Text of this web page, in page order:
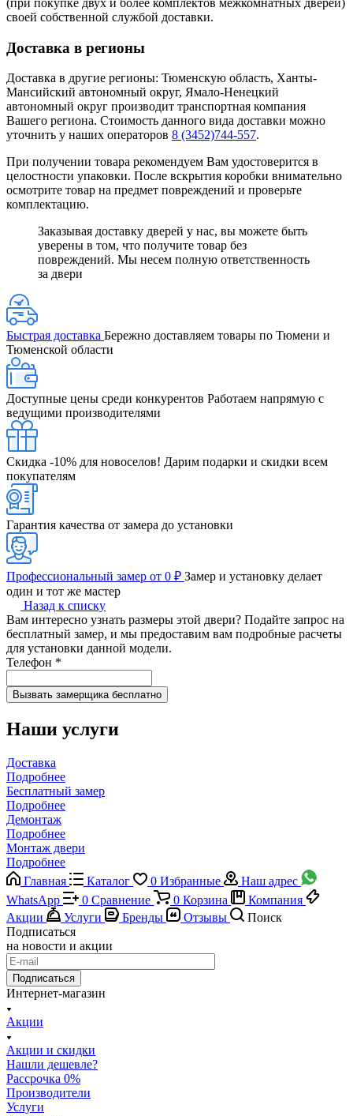
(при покупке двух и более комплектов межкомнатных дверей)
своей собственной службой доставки.
Доставка в регионы
Доставка в другие регионы: Тюменскую область, Ханты-
Мансийский автономный округ, Ямало-Ненецкий
автономный округ производит транспортная компания
Вашего региона. Стоимость данного вида доставки можно
уточнить у наших операторов 8 (3452)744-557.
При получении товара рекомендуем Вам удостоверится в
целостности упаковки. После вскрытия коробки внимательно
осмотрите товар на предмет повреждений и проверьте
комплектацию.
Заказывая доставку дверей у нас, вы можете быть
уверены в том, что получите товар без
повреждений. Мы несем полную ответственность
за двери
Быстрая доставка Бережно доставляем товары по Тюмени и
Тюменской области
Доступные цены среди конкурентов Работаем напрямую с
ведущими производителями
Скидка -10% для новоселов! Дарим подарки и скидки всем
покупателям
Гарантия качества от замера до установки
Профессиональный замер от 0 ₽ Замер и установку делает
один и тот же мастер
Назад к списку
Вам интересно узнать размеры этой двери? Подайте запрос на
бесплатный замер, и мы предоставим вам подробные расчеты
для установки данной модели.
Телефон *
Наши услуги
Доставка
Подробнее
Бесплатный замер
Подробнее
Демонтаж
Подробнее
Монтаж двери
Подробнее
Главная
Каталог 0 Избранные
Наш адрес
WhatsApp
0 Сравнение 0 Корзина
Компания
Акции
Услуги Бренды Отзывы
Поиск
Подписаться
на новости и акции
Подписаться
Интернет-магазин
Акции
Акции и скидки
Нашли дешевле?
Рассрочка 0%
Производители
Услуги